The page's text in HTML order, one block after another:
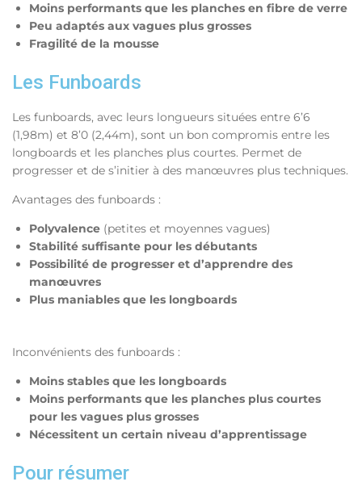
Moins performants que les planches en fibre de verre
Peu adaptés aux vagues plus grosses
Fragilité de la mousse
Les Funboards
Les funboards, avec leurs longueurs situées entre 6’6
(1,98m) et 8’0 (2,44m), sont un bon compromis entre les
longboards et les planches plus courtes. Permet de
progresser et de s’initier à des manœuvres plus techniques.
Avantages des funboards :
Polyvalence (petites et moyennes vagues)
Stabilité suffisante pour les débutants
Possibilité de progresser et d’apprendre des
manœuvres
Plus maniables que les longboards
Inconvénients des funboards :
Moins stables que les longboards
Moins performants que les planches plus courtes
pour les vagues plus grosses
Nécessitent un certain niveau d’apprentissage
Pour résumer